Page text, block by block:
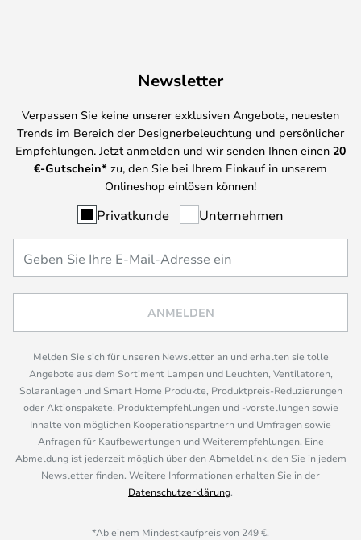
Newsletter
Verpassen Sie keine unserer exklusiven Angebote, neuesten
Trends im Bereich der Designerbeleuchtung und persönlicher
Empfehlungen. Jetzt anmelden und wir senden Ihnen einen 20
€-Gutschein* zu, den Sie bei Ihrem Einkauf in unserem
Onlineshop einlösen können!
Privatkunde Unternehmen
ANMELDEN
Melden Sie sich für unseren Newsletter an und erhalten sie tolle
Angebote aus dem Sortiment Lampen und Leuchten, Ventilatoren,
Solaranlagen und Smart Home Produkte, Produktpreis-Reduzierungen
oder Aktionspakete, Produktempfehlungen und -vorstellungen sowie
Inhalte von möglichen Kooperationspartnern und Umfragen sowie
Anfragen für Kaufbewertungen und Weiterempfehlungen. Eine
Abmeldung ist jederzeit möglich über den Abmeldelink, den Sie in jedem
Newsletter finden. Weitere Informationen erhalten Sie in der
Datenschutzerklärung.
*Ab einem Mindestkaufpreis von 249 €.